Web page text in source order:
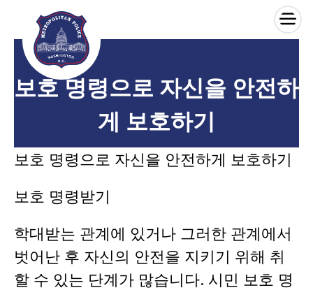
Skip to main content
×
보호 명령으로 자신을 안전하
게 보호하기
보호 명령으로 자신을 안전하게 보호하기
보호 명령받기
학대받는 관계에 있거나 그러한 관계에서
벗어난 후 자신의 안전을 지키기 위해 취
할 수 있는 단계가 많습니다. 시민 보호 명